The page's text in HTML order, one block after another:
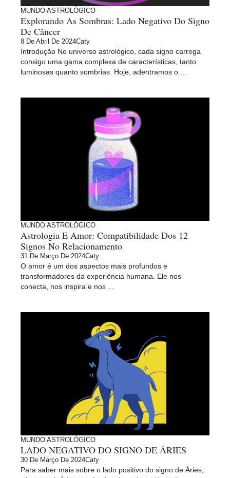
MUNDO ASTROLÓGICO
Explorando As Sombras: Lado Negativo Do Signo
De Câncer
8 De Abril De 2024Caty
Introdução No universo astrológico, cada signo carrega
consigo uma gama complexa de características, tanto
luminosas quanto sombrias. Hoje, adentramos o ...
MUNDO ASTROLÓGICO
Astrologia E Amor: Compatibilidade Dos 12
Signos No Relacionamento
31 De Março De 2024Caty
O amor é um dos aspectos mais profundos e
transformadores da experiência humana. Ele nos
conecta, nos inspira e nos ...
MUNDO ASTROLÓGICO
LADO NEGATIVO DO SIGNO DE ÁRIES
30 De Março De 2024Caty
Para saber mais sobre o lado positivo do signo de Áries,